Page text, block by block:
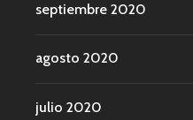
septiembre 2020
agosto 2020
julio 2020